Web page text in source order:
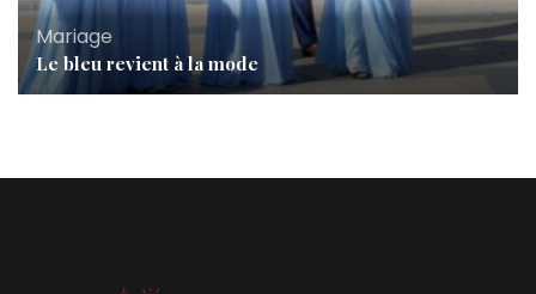
Mariage
Le bleu revient à la mode